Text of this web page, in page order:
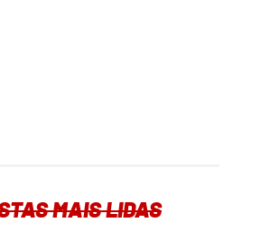
MAIS LIDAS